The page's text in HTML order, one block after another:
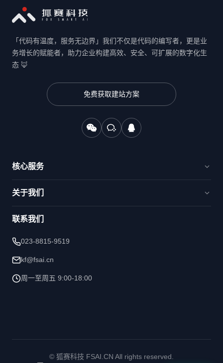
「代码有温度，服务无边界」我们不仅是代码的编写者，更是业
务增长的赋能者，助力企业构建高效、安全、可扩展的数字化生
态 🦊
免费获取建站方案
核心服务
电商新零售与交易平台
品牌数字化与运营
智能运维与AI赋能
关于我们
洞察&观点
技术能力
联系我们
023-8815-9519
kf@fsai.cn
周一至周五 9:00-18:00
© 狐赛科技 FSAI.CN All rights reserved.